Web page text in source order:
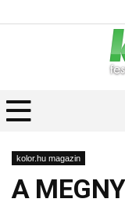
kolor.hu magazin
A